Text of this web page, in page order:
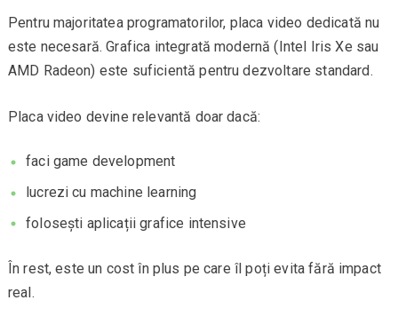
Pentru majoritatea programatorilor, placa video dedicată nu
este necesară. Grafica integrată modernă (Intel Iris Xe sau
AMD Radeon) este suficientă pentru dezvoltare standard.
Placa video devine relevantă doar dacă:
faci game development
lucrezi cu machine learning
folosești aplicații grafice intensive
În rest, este un cost în plus pe care îl poți evita fără impact
real.